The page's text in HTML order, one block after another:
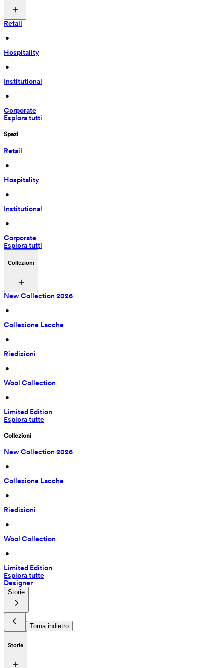
Retail
•
Hospitality
•
Institutional
•
Corporate
Esplora tutti
Spazi
Retail
•
Hospitality
•
Institutional
•
Corporate
Esplora tutti
Collezioni
New Collection 2026
•
Collezione Lacche
•
Riedizioni
•
Wool Collection
•
Limited Edition
Esplora tutte
Collezioni
New Collection 2026
•
Collezione Lacche
•
Riedizioni
•
Wool Collection
•
Limited Edition
Esplora tutte
Designer
Storie
Torna indietro
Storie